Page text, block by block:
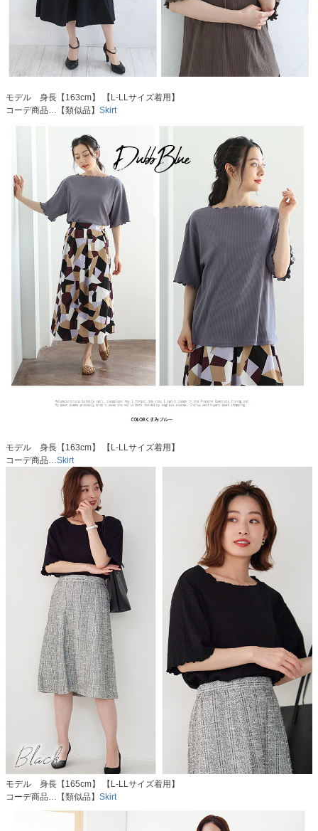
モデル 身長【163cm】 【L-LLサイズ着用】
コーデ商品…【類似品】 Skirt
モデル 身長【163cm】 【L-LLサイズ着用】
コーデ商品…Skirt
モデル 身長【165cm】 【L-LLサイズ着用】
コーデ商品…【類似品】 Skirt